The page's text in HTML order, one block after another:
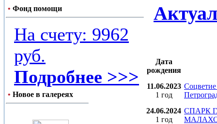
• Фонд помощи
На счету: 9962
руб.
Подробнее >>>
• Новое в галереях
Дата
рождения
11.06.2023
1 год
24.06.2024
1 год
СПАРК